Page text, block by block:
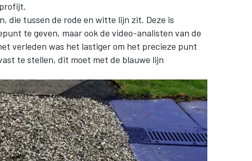
die tussen de rode en witte lijn zit. Deze is
te geven, maar ook de video-analisten van de
verleden was het lastiger om het precieze punt
te stellen, dit moet met de blauwe lijn